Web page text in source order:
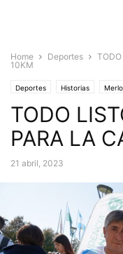
Home Deportes
TODO
10KM
Deportes Historias Merlo
TODO
PARA LA
21 abril, 2023